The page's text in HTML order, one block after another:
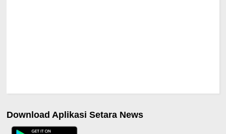
Download Aplikasi Setara News